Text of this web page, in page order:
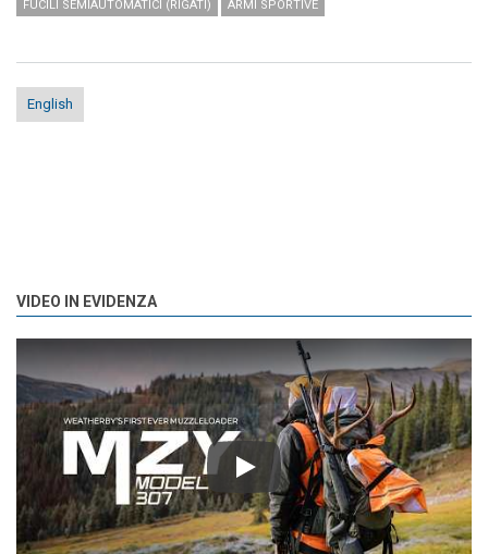
FUCILI SEMIAUTOMATICI (RIGATI)
ARMI SPORTIVE
English
VIDEO IN EVIDENZA
Play